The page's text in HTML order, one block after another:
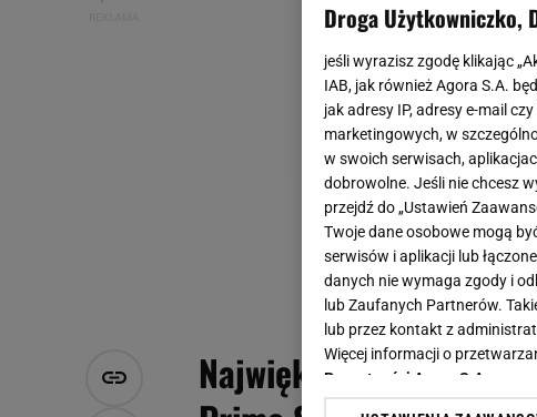
Największy
Droga Użytkowniczko,
jeśli wyrazisz zgodę klikając
IAB, jak również Agora S.A.
jak adresy IP, adresy e-mail
marketingowych, w
w swoich serwisach,
dobrowolne. Jeśli nie chcesz
przejdź do „Ustawień
Twoje dane osobowe mogą
serwisów i aplikacji lub
danych nie wymaga zgody i
lub Zaufanych Partnerów.
lub przez kontakt z
Więcej informacji o
Prywatności Agora S.A.